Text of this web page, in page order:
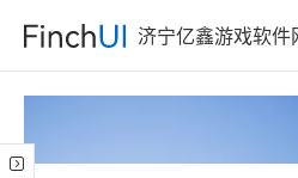
济宁亿鑫游戏软件